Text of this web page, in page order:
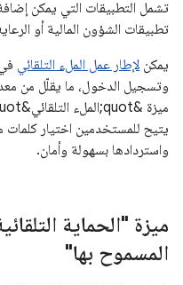
تشمل التطبيقات التي يمكن
تطبيقات الشؤون المالية أو
يمكن لإطار عمل الملء التلقائي
وتسجيل الدخول، ما يقلّل من
يتيح للمستخدمين اختيار
واستردادها بسهولة وأمان.
ميزة "الحماية
المسموح بها"